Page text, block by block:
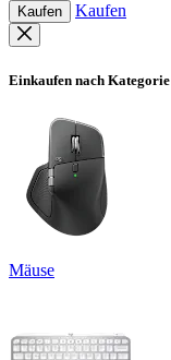
Kaufen Kaufen
Einkaufen nach Kategorie
Mäuse